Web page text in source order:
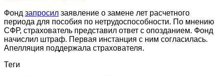
Фонд запросил заявление о замене лет расчетного
периода для пособия по нетрудоспособности. По мнению
СФР, страхователь представил ответ с опозданием. Фонд
начислил штраф. Первая инстанция с ним согласилась.
Апелляция поддержала страхователя.
Теги